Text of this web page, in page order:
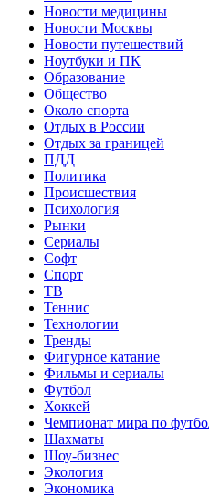
Новости медицины
Новости Москвы
Новости путешествий
Ноутбуки и ПК
Образование
Общество
Около спорта
Отдых в России
Отдых за границей
ПДД
Политика
Происшествия
Психология
Рынки
Сериалы
Софт
Спорт
ТВ
Теннис
Технологии
Тренды
Фигурное катание
Фильмы и сериалы
Футбол
Хоккей
Чемпионат мира по
Шахматы
Шоу-бизнес
Экология
Экономика